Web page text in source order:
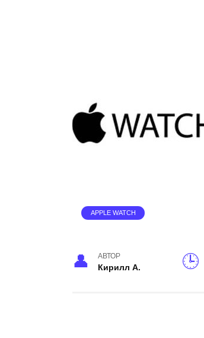
APPLE WATCH
АВТОР
Кирилл А.